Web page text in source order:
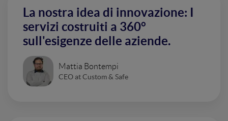
La nostra idea di innovazione: I
servizi costruiti a 360°
sull'esigenze delle aziende.
Mattia Bontempi
CEO at Custom & Safe